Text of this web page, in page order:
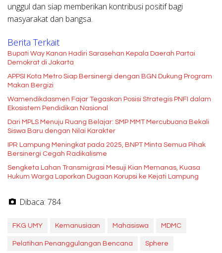
unggul dan siap memberikan kontribusi positif bagi
masyarakat dan bangsa.
Berita Terkait
Bupati Way Kanan Hadiri Sarasehan Kepala Daerah Partai
Demokrat di Jakarta
APPSI Kota Metro Siap Bersinergi dengan BGN Dukung Program
Makan Bergizi
Wamendikdasmen Fajar Tegaskan Posisi Strategis PNFI dalam
Ekosistem Pendidikan Nasional
Dari MPLS Menuju Ruang Belajar: SMP MMT Mercubuana Bekali
Siswa Baru dengan Nilai Karakter
IPR Lampung Meningkat pada 2025, BNPT Minta Semua Pihak
Bersinergi Cegah Radikalisme
Sengketa Lahan Transmigrasi Mesuji Kian Memanas, Kuasa
Hukum Warga Laporkan Dugaan Korupsi ke Kejati Lampung
Dibaca: 784
FKG UMY Kemanusiaan Mahasiswa MDMC
Pelatihan Penanggulangan Bencana Sphere